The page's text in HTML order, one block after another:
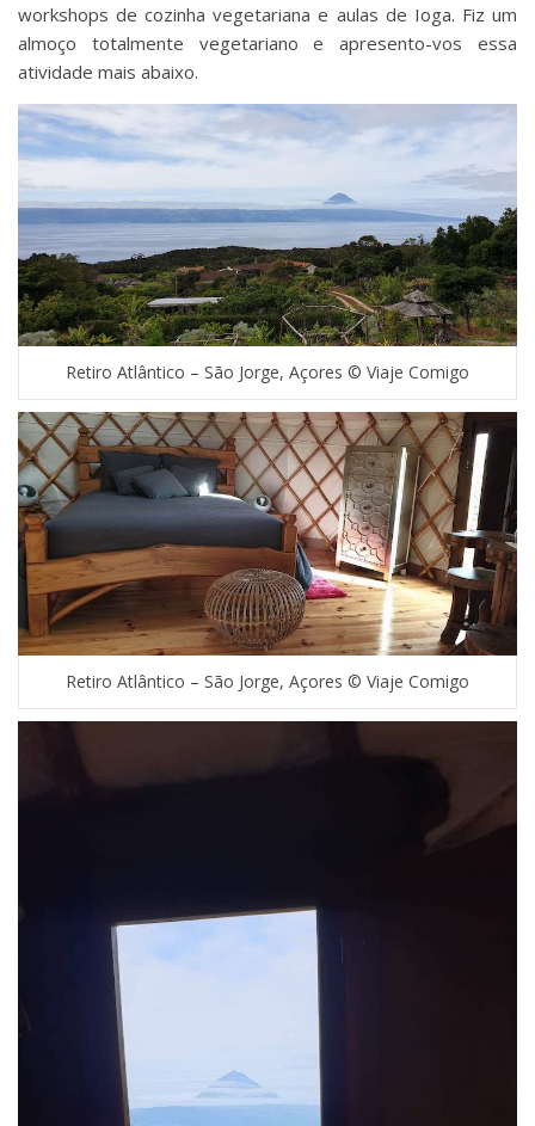
workshops de cozinha vegetariana e aulas de Ioga. Fiz um
almoço totalmente vegetariano e apresento-vos essa
atividade mais abaixo.
Retiro Atlântico – São Jorge, Açores © Viaje Comigo
Retiro Atlântico – São Jorge, Açores © Viaje Comigo